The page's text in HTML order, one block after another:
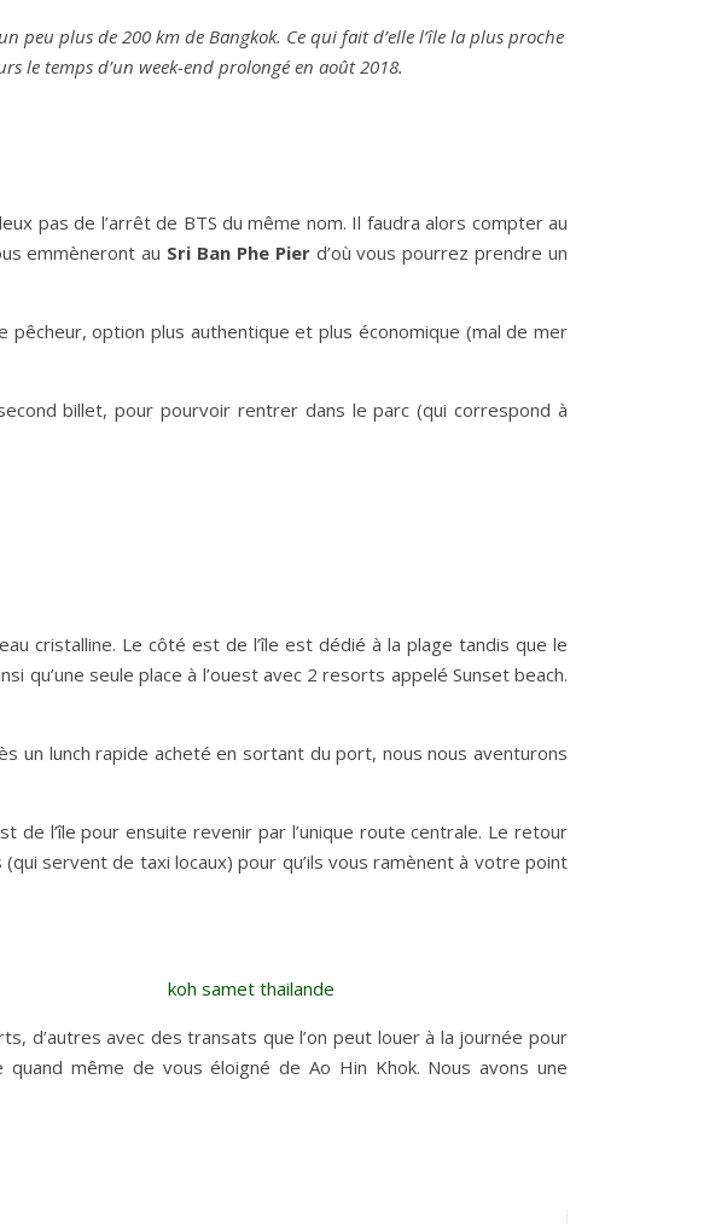
peu plus de 200 km de Bangkok. Ce qui fait d’elle l’île la plus proche
le temps d’un week-end prolongé en août 2018.
pas de l’arrêt de BTS du même nom. Il faudra alors compter au
emmèneront au Sri Ban Phe Pierd’où vous pourrez prendre un
option plus authentique et plus économique (mal de mer
second billet, pour pourvoir rentrer dans le parc (qui correspond à
cristalline. Le côté est de l’île est dédié à la plage tandis que le
qu’une seule place à l’ouest avec 2 resorts appelé Sunset beach.
un lunch rapide acheté en sortant du port, nous nous aventurons
l’île pour ensuite revenir par l’unique route centrale. Le retour
servent de taxi locaux) pour qu’ils vous ramènent à votre point
d’autres avec des transats que l’on peut louer à la journée pour
même de vous éloigné de Ao Hin Khok. Nous avons une